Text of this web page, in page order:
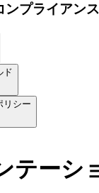
ンプライアンス
ド
リシー
テーシ